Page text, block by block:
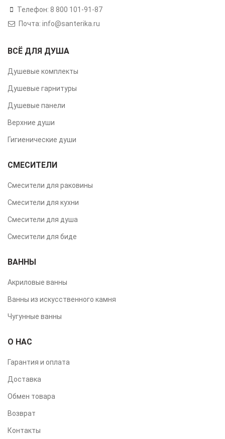
Телефон: 8 800 101-91-87
Почта: info@santerika.ru
ВСЁ ДЛЯ ДУША
Душевые комплекты
Душевые гарнитуры
Душевые панели
Верхние души
Гигиенические души
СМЕСИТЕЛИ
Смесители для раковины
Смесители для кухни
Смесители для душа
Смесители для биде
ВАННЫ
Акриловые ванны
Ванны из искусственного камня
Чугунные ванны
О НАС
Гарантия и оплата
Доставка
Обмен товара
Возврат
Контакты